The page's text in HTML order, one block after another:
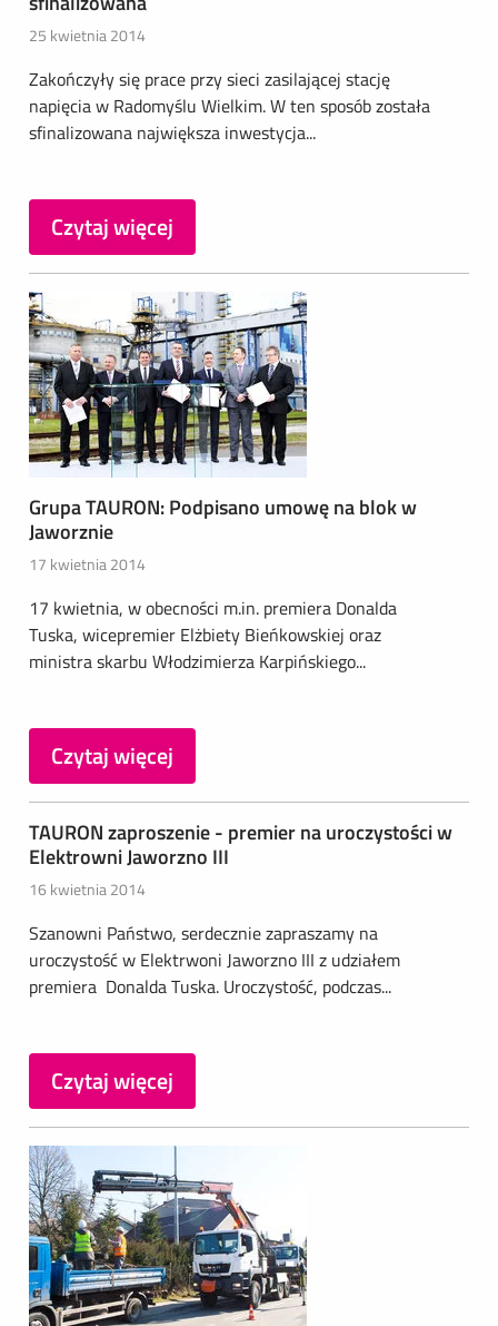
25 kwietnia 2014
Zakończyły się prace przy sieci zasilającej stację
napięcia w Radomyślu Wielkim. W ten sposób została
sfinalizowana największa inwestycja...
Czytaj więcej
Grupa TAURON: Podpisano umowę na blok w
Jaworznie
17 kwietnia 2014
17 kwietnia, w obecności m.in. premiera Donalda
Tuska, wicepremier Elżbiety Bieńkowskiej oraz
ministra skarbu Włodzimierza Karpińskiego...
Czytaj więcej
TAURON zaproszenie - premier na uroczystości w
Elektrowni Jaworzno III
16 kwietnia 2014
Szanowni Państwo, serdecznie zapraszamy na
uroczystość w Elektrwoni Jaworzno III z udziałem
premiera Donalda Tuska. Uroczystość, podczas...
Czytaj więcej